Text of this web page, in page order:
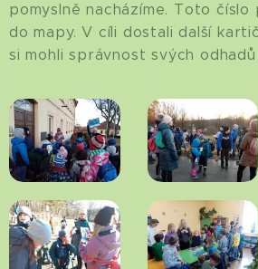
pomyslně nacházíme. Toto číslo
do mapy. V cíli dostali další
si mohli správnost svých